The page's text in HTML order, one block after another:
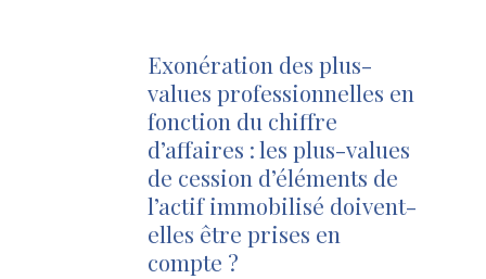
Exonération des plus-
values professionnelles en
fonction du chiffre
d’affaires : les plus-values
de cession d’éléments de
l’actif immobilisé doivent-
elles être prises en
compte ?